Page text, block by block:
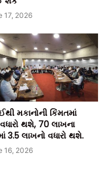
17, 2026
મકાનોની કિંમતમાં
થશે, 70 લાખના
3.5 લાખનો વધારો થશે.
16, 2026